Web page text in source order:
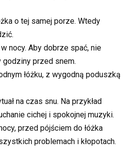
o tej samej porze. Wtedy
nocy. Aby dobrze spać, nie
przed snem.
łóżku, z wygodną poduszką
na czas snu. Na przykład
cichej i spokojnej muzyki.
przed pójściem do łóżka
problemach i kłopotach.